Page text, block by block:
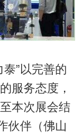
”以完善的
服务态度，
本次展会结
伙伴（佛山